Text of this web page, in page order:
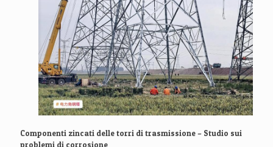
Componenti zincati delle torri di trasmissione – Studio sui
problemi di corrosione